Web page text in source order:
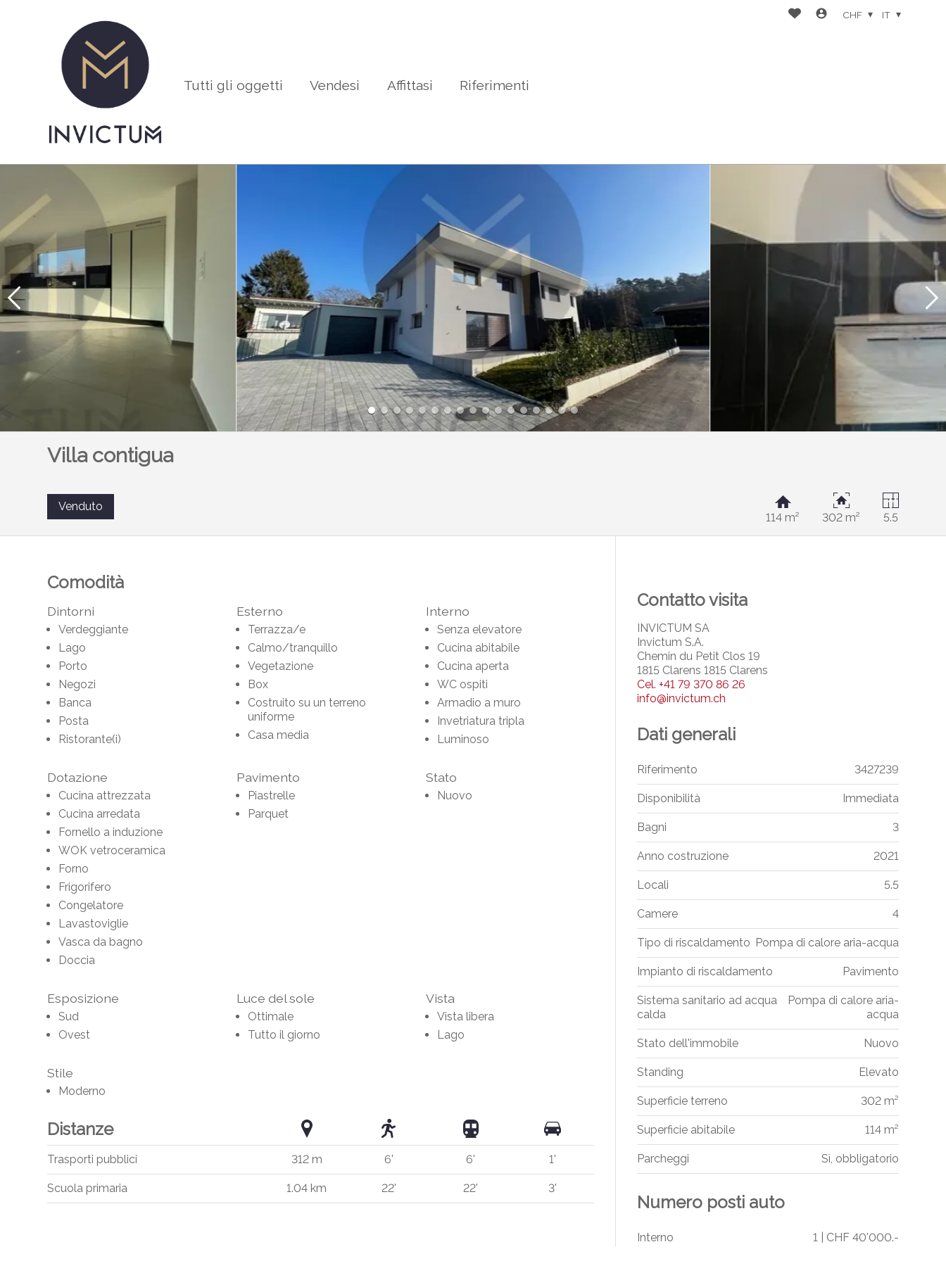
Tutti gli oggetti Vendesi Affittasi Riferimenti
CHF IT
Villa contigua
Venduto
114 m²
302 m² 5.5
Comodità
Dintorni
Verdeggiante
Lago
Porto
Negozi
Banca
Posta
Ristorante(i)
Esterno
Terrazza/e
Calmo/tranquillo
Vegetazione
Box
Costruito su un terreno
uniforme
Casa media
Interno
Senza elevatore
Cucina abitabile
Cucina aperta
WC ospiti
Armadio a muro
Invetriatura tripla
Luminoso
Dotazione
Cucina attrezzata
Cucina arredata
Fornello a induzione
WOK vetroceramica
Forno
Frigorifero
Congelatore
Lavastoviglie
Vasca da bagno
Doccia
Pavimento
Piastrelle
Parquet
Stato
Nuovo
Esposizione
Sud
Ovest
Luce del sole
Ottimale
Tutto il giorno
Vista
Vista libera
Lago
Stile
Moderno
Distanze
Trasporti pubblici 312 m 6' 6' 1'
Scuola primaria 1.04 km 22' 22' 3'
Contatto visita
INVICTUM SA
Invictum S.A.
Chemin du Petit Clos 19
1815 Clarens 1815 Clarens
Cel. +41 79 370 86 26
info@invictum.ch
Dati generali
Riferimento 3427239
Disponibilità Immediata
Bagni 3
Anno costruzione 2021
Locali 5.5
Camere 4
Tipo di riscaldamento Pompa di calore aria-acqua
Impianto di riscaldamento Pavimento
Sistema sanitario ad acqua
calda
Pompa di calore aria-
acqua
Stato dell'immobile Nuovo
Standing Elevato
Superficie terreno 302 m²
Superficie abitabile 114 m²
Parcheggi Sì, obbligatorio
Numero posti auto
Interno 1 | CHF 40'000.-